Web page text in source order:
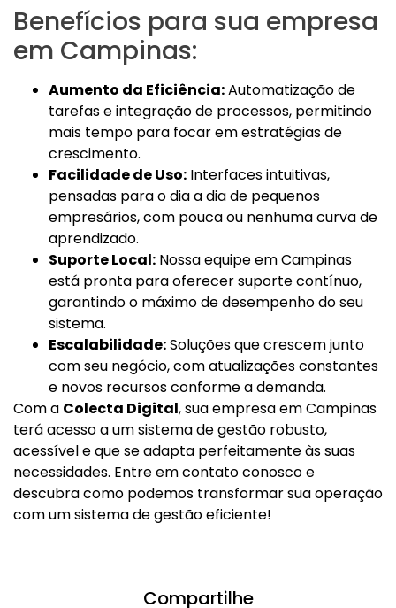
Benefícios para sua empresa
em Campinas:
Aumento da Eficiência:Automatização de
tarefas e integração de processos, permitindo
mais tempo para focar em estratégias de
crescimento.
Facilidade de Uso: Interfaces intuitivas,
pensadas para o dia a dia de pequenos
empresários, com pouca ou nenhuma curva de
aprendizado.
Suporte Local: Nossa equipe em Campinas
está pronta para oferecer suporte contínuo,
garantindo o máximo de desempenho do seu
sistema.
Escalabilidade:Soluções que crescem junto
com seu negócio, com atualizações constantes
e novos recursos conforme a demanda.
Com a Colecta Digital, sua empresa em Campinas
terá acesso a um sistema de gestão robusto,
acessível e que se adapta perfeitamente às suas
necessidades. Entre em contato conosco e
descubra como podemos transformar sua operação
com um sistema de gestão eficiente!
Compartilhe